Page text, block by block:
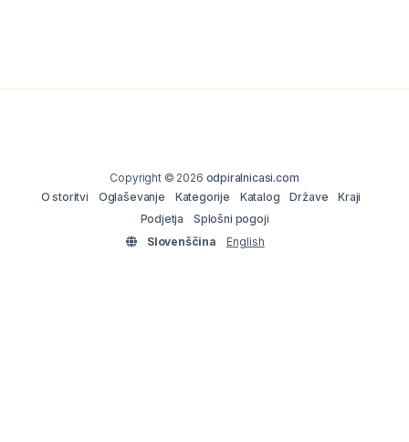
Copyright © 2026 odpiralnicasi.com
O storitvi
Oglaševanje Kategorije Katalog Države
Kraji
Podjetja
Splošni pogoji
Slovenščina
English